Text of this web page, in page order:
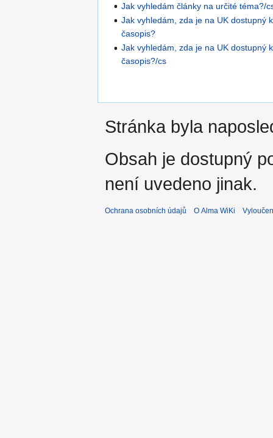
Jak vyhledám články na určité téma?/
Jak vyhledám, zda je na UK dostupný
časopis?
Jak vyhledám, zda je na UK dostupný
časopis?/cs
Stránka byla
Obsah je dostupný
není uvedeno jinak.
Ochrana osobních údajů O Alma WiKi